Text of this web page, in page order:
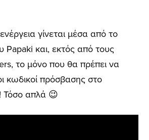
γίνεται μέσα από το
Papaki και, εκτός από τους
το μόνο που θα πρέπει να
κωδικοί πρόσβασης στο
Τόσο απλά 😉